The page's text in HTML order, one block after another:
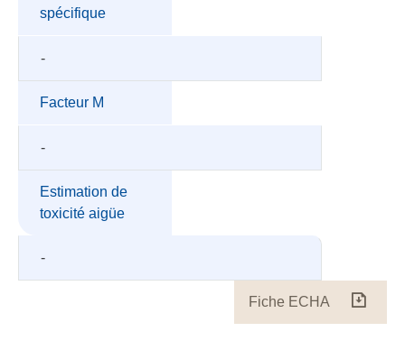
spécifique
-
Facteur M
-
Estimation de
toxicité aigüe
-
Fiche ECHA